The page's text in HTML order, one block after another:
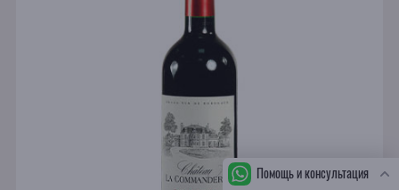
Помощь и консультация